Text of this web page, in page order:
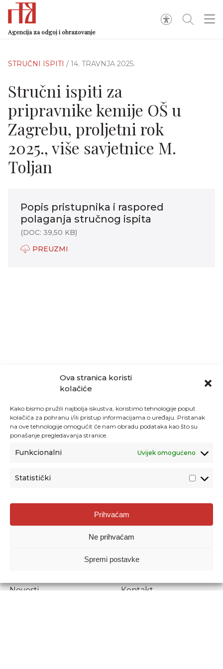
Ova stranica koristi
kolačiće
Kako bismo pružili najbolja iskustva, koristimo tehnologije poput
kolačića za pohranu i/ili pristup informacijama o uređaju. Pristanak
na ove tehnologije omogućit će nam obradu podataka kao što su
ponašanje pregledavanja stranice.
Funkcionalni Uvijek omogućeno
Statistički
Prihvaćam
Ne prihvaćam
Spremi postavke
Agencija za odgoj i obrazovanje
STRUČNI ISPITI / 14. TRAVNJA 2025.
Stručni ispiti za
pripravnike kemije OŠ u
Zagrebu, proljetni rok
2025., više savjetnice M.
Toljan
Popis pristupnika i raspored
polaganja stručnog ispita
(DOC: 39,50 KB)
PREUZMI
Agencija za odgoj i obrazovanje
Donje Svetice 38, 10000 Zagreb
1778129
Prenošenje sadržaja dopušteno je uz navođenje izvora.
Novosti
Kontakt